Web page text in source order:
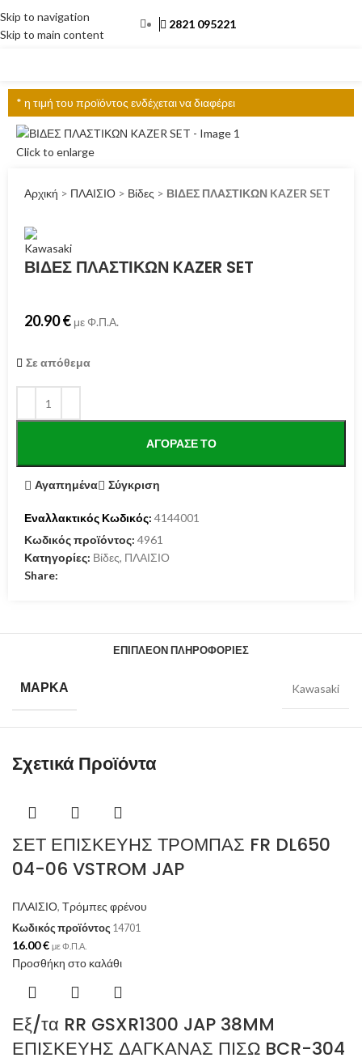
Skip to navigation
Skip to main content
2821 095221
* η τιμή του προϊόντος ενδέχεται να διαφέρει
Click to enlarge
Αρχική > ΠΛΑΙΣΙΟ > Βίδες > ΒΙΔΕΣ ΠΛΑΣΤΙΚΩΝ KAZER SET
ΒΙΔΕΣ ΠΛΑΣΤΙΚΩΝ KAZER SET
20.90€ με Φ.Π.Α.
Σε απόθεμα
ΑΓΌΡΑΣΕ ΤΟ
Αγαπημένα Σύγκριση
Εναλλακτικός Κωδικός: 4144001
Κωδικός προϊόντος: 4961
Κατηγορίες: Βίδες, ΠΛΑΙΣΙΟ
Share:
ΕΠΙΠΛΈΟΝ ΠΛΗΡΟΦΟΡΊΕΣ
ΜΆΡΚΑ Kawasaki
Σχετικά Προϊόντα
ΣΕΤ ΕΠΙΣΚΕΥΗΣ ΤΡΟΜΠΑΣ FR DL650
04-06 VSTROM JAP
ΠΛΑΙΣΙΟ, Τρόμπες φρένου
Κωδικός προϊόντος 14701
16.00€ με Φ.Π.Α.
Προσθήκη στο καλάθι
Εξ/τα RR GSXR1300 JAP 38MM
ΕΠΙΣΚΕΥΗΣ ΔΑΓΚΑΝΑΣ ΠΙΣΩ BCR-304